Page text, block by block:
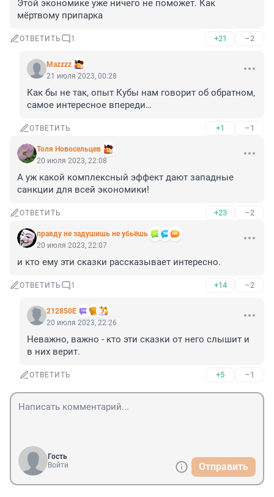
Этой экономике уже ничего не поможет. Как
мёртвому припарка
ОТВЕТИТЬ 1 +21 –2
Mazzzz
21 июля 2023, 00:28
Как бы не так, опыт Кубы нам говорит об обратном,
самое интересное впереди…
ОТВЕТИТЬ +1 –1
Толя Новосельцев
20 июля 2023, 22:08
А уж какой комплексный эффект дают западные
санкции для всей экономики!
ОТВЕТИТЬ +23 –2
правду не задушишь не убьёшь
20 июля 2023, 22:07
и кто ему эти сказки рассказывает интересно.
ОТВЕТИТЬ 1 +14 –2
212850Е
20 июля 2023, 22:26
Неважно, важно - кто эти сказки от него слышит и
в них верит.
ОТВЕТИТЬ +5 –1
Гость
Войти
Отправить